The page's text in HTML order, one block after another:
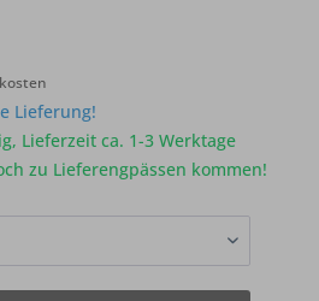
Lieferung!
Lieferzeit ca. 1-3 Werktage
zu Lieferengpässen kommen!